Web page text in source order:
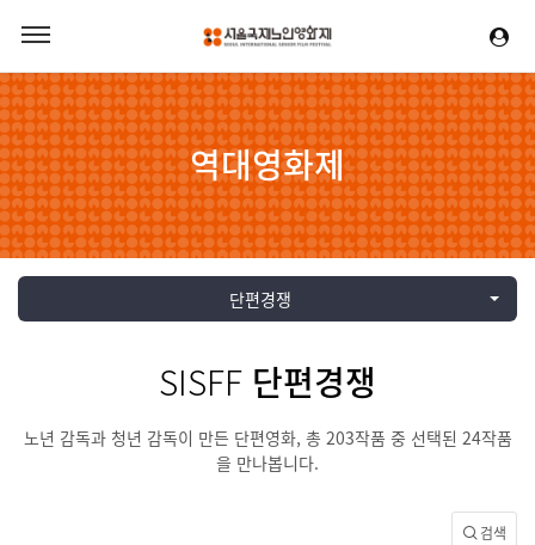
역대영화제
단편경쟁
SISFF 단편경쟁
노년 감독과 청년 감독이 만든 단편영화, 총 203작품 중 선택된 24작품
을 만나봅니다.
검색